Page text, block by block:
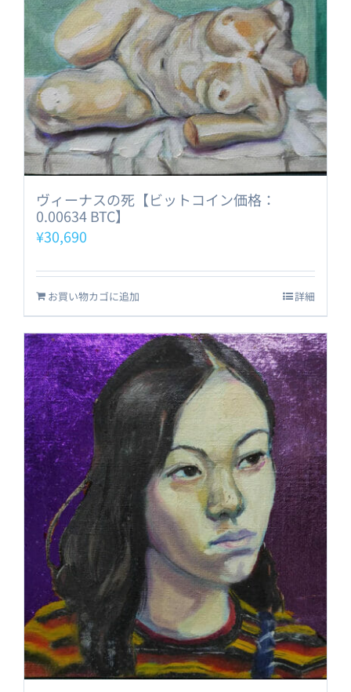
ヴィーナスの死【ビットコイン価格：
0.00634 BTC】
¥30,690
お買い物カゴに追加 詳細